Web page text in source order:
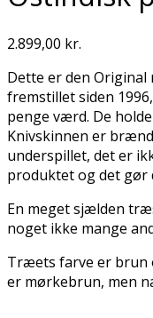
2.899,00 kr.
Dette er den Original
fremstillet siden
penge værd. De
Knivskinnen er
underspillet, det er
produktet og det gør
En meget sjælden
noget ikke mange
Træets farve er brun
er mørkebrun, men